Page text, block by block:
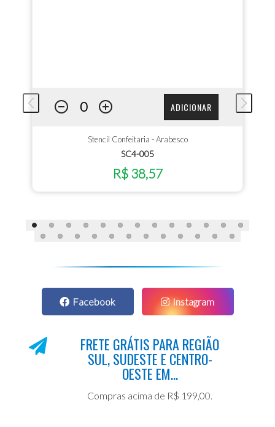
ADICIONAR
Stencil Confeitaria - Arabesco
SC4-005
R$ 38,57
Facebook Instagram
FRETE GRÁTIS PARA REGIÃO
SUL, SUDESTE E CENTRO-
OESTE EM...
Compras acima de R$ 199,00.